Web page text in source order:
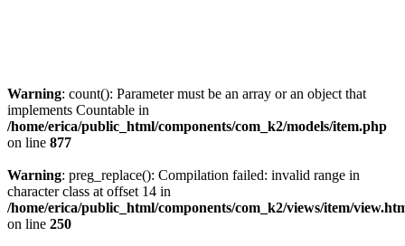
Warning: count(): Parameter must be an array or an object that
implements Countable in
/home/erica/public_html/components/com_k2/models/item.php
on line 877
Warning: preg_replace(): Compilation failed: invalid range in
character class at offset 14 in
/home/erica/public_html/components/com_k2/views/item/
on line 250